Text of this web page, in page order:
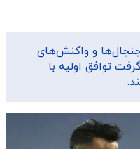
و واکنش‌های
توافق اولیه با